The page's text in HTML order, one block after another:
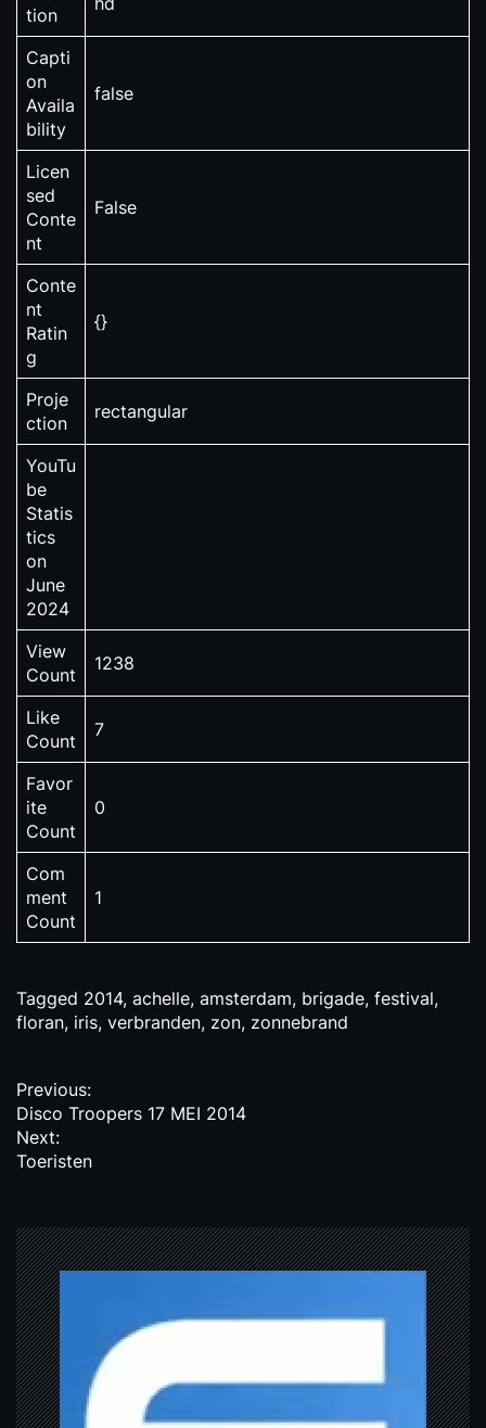
tion
Capti
on
Availa
bility
false
Licen
sed
Conte
nt
False
Conte
nt
Ratin
g
{}
Proje
ction
rectangular
YouTu
be
Statis
tics
on
June
2024
View
Count
1238
Like
Count
7
Favor
ite
Count
0
Com
ment
Count
1
Tagged 2014, achelle, amsterdam, brigade, festival,
floran, iris, verbranden, zon, zonnebrand
P
o
s
n
a
v
i
g
a
Previous:
Disco Troopers 17 MEI 2014
Next:
Toeristen